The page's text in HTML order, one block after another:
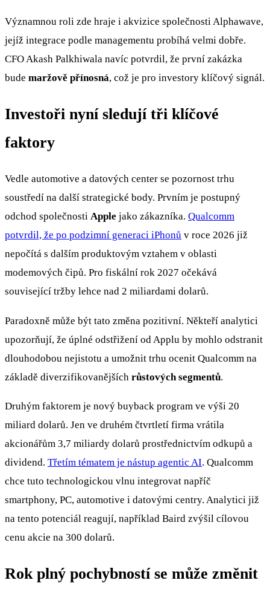
Významnou roli zde hraje i akvizice společnosti Alphawave,
jejíž integrace podle managementu probíhá velmi dobře.
CFO Akash Palkhiwala navíc potvrdil, že první zakázka
bude maržově přínosná, což je pro investory klíčový signál.
Investoři nyní sledují tři klíčové
faktory
Vedle automotive a datových center se pozornost trhu
soustředí na další strategické body. Prvním je postupný
odchod společnosti Apple jako zákazníka. Qualcomm
potvrdil, že po podzimní generaci iPhonů v roce 2026 již
nepočítá s dalším produktovým vztahem v oblasti
modemových čipů. Pro fiskální rok 2027 očekává
související tržby lehce nad 2 miliardami dolarů.
Paradoxně může být tato změna pozitivní. Někteří analytici
upozorňují, že úplné odstřižení od Applu by mohlo odstranit
dlouhodobou nejistotu a umožnit trhu ocenit Qualcomm na
základě diverzifikovanějších růstových segmentů.
Druhým faktorem je nový buyback program ve výši 20
miliard dolarů. Jen ve druhém čtvrtletí firma vrátila
akcionářům 3,7 miliardy dolarů prostřednictvím odkupů a
dividend. Třetím tématem je nástup agentic AI. Qualcomm
chce tuto technologickou vlnu integrovat napříč
smartphony, PC, automotive i datovými centry. Analytici již
na tento potenciál reagují, například Baird zvýšil cílovou
cenu akcie na 300 dolarů.
Rok plný pochybností se může změnit